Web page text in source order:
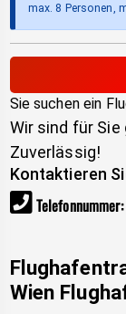
max. 8 Personen,
Sie suchen ein
Wir sind für Sie
Zuverlässig!
Kontaktieren
Telefonnummer:
Wien